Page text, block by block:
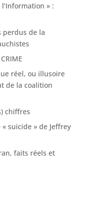
l’Information » :
perdus de la
réel, ou illusoire
de la coalition
chiffres
« suicide » de Jeffrey
faits réels et